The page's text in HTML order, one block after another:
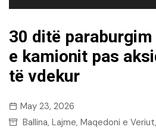
30 ditë
e kamionit pas
të vdekur
May 23, 2026
Ballina, Lajme, Maqedoni e Veriut,